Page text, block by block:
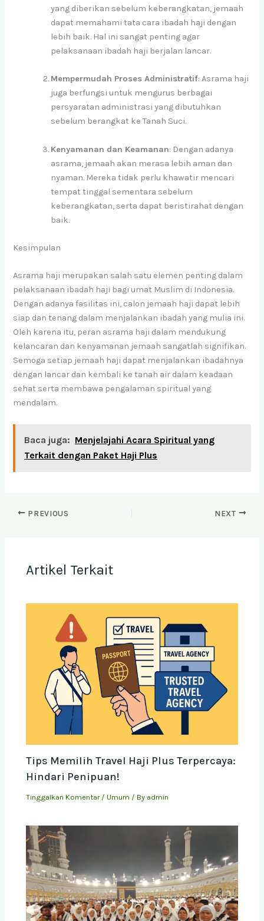
yang diberikan sebelum keberangkatan, jemaah
dapat memahami tata cara ibadah haji dengan
lebih baik. Hal ini sangat penting agar
pelaksanaan ibadah haji berjalan lancar.
Mempermudah Proses Administratif: Asrama haji
juga berfungsi untuk mengurus berbagai
persyaratan administrasi yang dibutuhkan
sebelum berangkat ke Tanah Suci.
Kenyamanan dan Keamanan: Dengan adanya
asrama, jemaah akan merasa lebih aman dan
nyaman. Mereka tidak perlu khawatir mencari
tempat tinggal sementara sebelum
keberangkatan, serta dapat beristirahat dengan
baik.
Kesimpulan
Asrama haji merupakan salah satu elemen penting dalam
pelaksanaan ibadah haji bagi umat Muslim di Indonesia.
Dengan adanya fasilitas ini, calon jemaah haji dapat lebih
siap dan tenang dalam menjalankan ibadah yang mulia ini.
Oleh karena itu, peran asrama haji dalam mendukung
kelancaran dan kenyamanan jemaah sangatlah signifikan.
Semoga setiap jemaah haji dapat menjalankan ibadahnya
dengan lancar dan kembali ke tanah air dalam keadaan
sehat serta membawa pengalaman spiritual yang
mendalam.
Baca juga: Menjelajahi Acara Spiritual yang
Terkait dengan Paket Haji Plus
PREVIOUS NEXT
Artikel Terkait
Tips Memilih Travel Haji Plus Terpercaya:
Hindari Penipuan!
Tinggalkan Komentar /Umum / By admin